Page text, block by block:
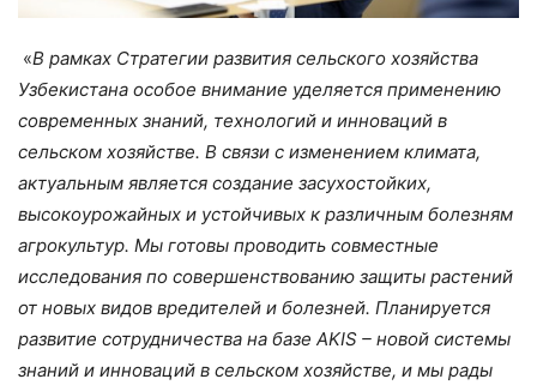
«В рамках Стратегии развития сельского хозяйства
Узбекистана особое внимание уделяется применению
современных знаний, технологий и инноваций в
сельском хозяйстве. В связи с изменением климата,
актуальным является создание засухостойких,
высокоурожайных и устойчивых к различным болезням
агрокультур. Мы готовы проводить совместные
исследования по совершенствованию защиты растений
от новых видов вредителей и болезней. Планируется
развитие сотрудничества на базе AKIS – новой системы
знаний и инноваций в сельском хозяйстве, и мы рады